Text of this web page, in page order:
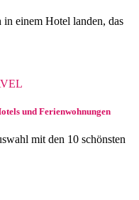
einem Hotel landen, das
und Ferienwohnungen
mit den 10 schönsten